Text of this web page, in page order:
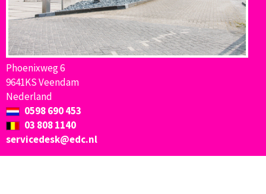
Phoenixweg 6
9641KS Veendam
Nederland
0598 690 453
03 808 1140
servicedesk@edc.nl